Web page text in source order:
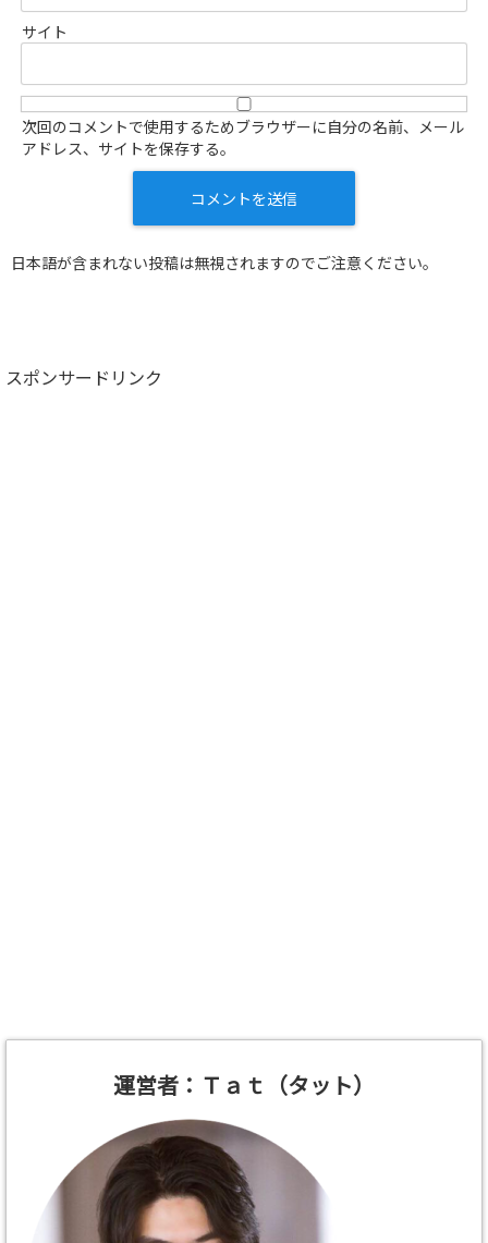
サイト
次回のコメントで使用するためブラウザーに自分の名前、メール
アドレス、サイトを保存する。
日本語が含まれない投稿は無視されますのでご注意ください。
スポンサードリンク
運営者：Ｔａｔ（タット）